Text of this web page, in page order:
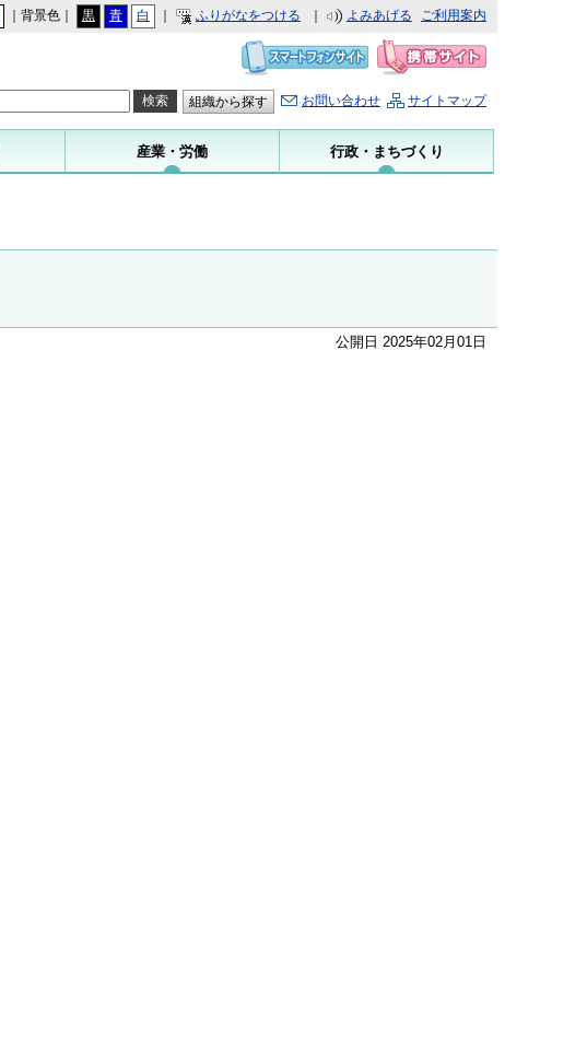
｜背景色｜ 黒 青 白 ふりがなをつける よみあげる ご利用案内
組織から探す お問い合わせ サイトマップ
産業・労働 行政・まちづくり
公開日 2025年02月01日